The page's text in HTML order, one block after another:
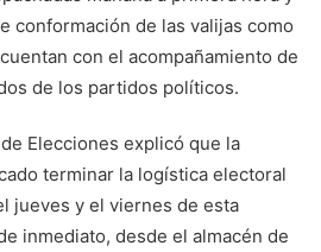
conformación de las valijas como
con el acompañamiento de
de los partidos políticos.
Elecciones explicó que la
terminar la logística electoral
jueves y el viernes de esta
inmediato, desde el almacén de